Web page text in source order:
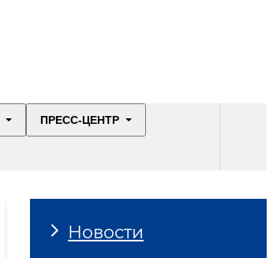
ПРЕСС-ЦЕНТР
Новости